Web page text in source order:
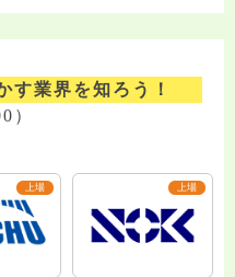
す業界を知ろう！
）